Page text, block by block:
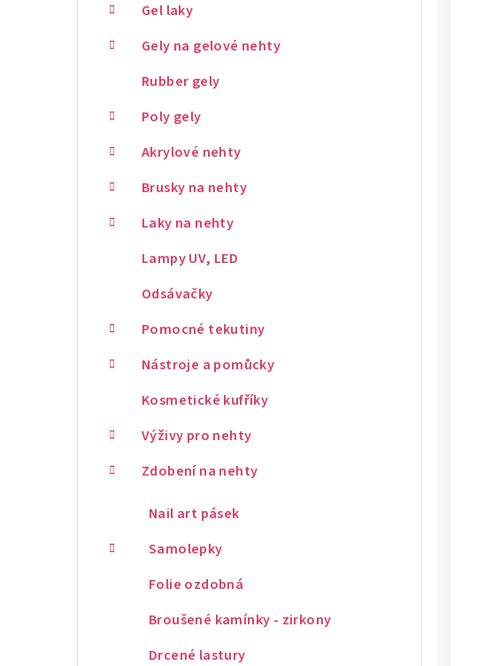
Gel laky
Gely na gelové nehty
Rubber gely
Poly gely
Akrylové nehty
Brusky na nehty
Laky na nehty
Lampy UV, LED
Odsávačky
Pomocné tekutiny
Nástroje a pomůcky
Kosmetické kufříky
Výživy pro nehty
Zdobení na nehty
Nail art pásek
Samolepky
Folie ozdobná
Broušené kamínky - zirkony
Drcené lastury